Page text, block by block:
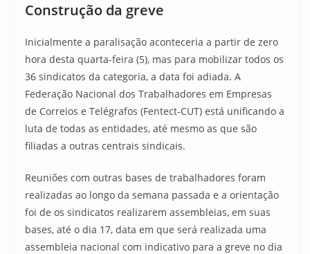
Construção da greve
Inicialmente a paralisação aconteceria a partir de zero
hora desta quarta-feira (5), mas para mobilizar todos os
36 sindicatos da categoria, a data foi adiada. A
Federação Nacional dos Trabalhadores em Empresas
de Correios e Telégrafos (Fentect-CUT) está unificando a
luta de todas as entidades, até mesmo as que são
filiadas a outras centrais sindicais.
Reuniões com outras bases de trabalhadores foram
realizadas ao longo da semana passada e a orientação
foi de os sindicatos realizarem assembleias, em suas
bases, até o dia 17, data em que será realizada uma
assembleia nacional com indicativo para a greve no dia